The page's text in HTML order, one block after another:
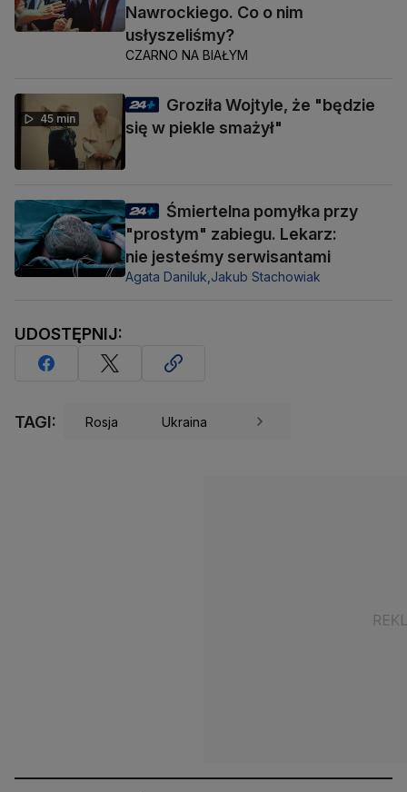
Nawrockiego. Co o nim
usłyszeliśmy?
CZARNO NA BIAŁYM
45 min
Groziła Wojtyle, że "będzie
się w piekle smażył"
Śmiertelna pomyłka przy
"prostym" zabiegu. Lekarz:
nie jesteśmy serwisantami
Agata Daniluk, Jakub Stachowiak
UDOSTĘPNIJ:
TAGI: Rosja Ukraina